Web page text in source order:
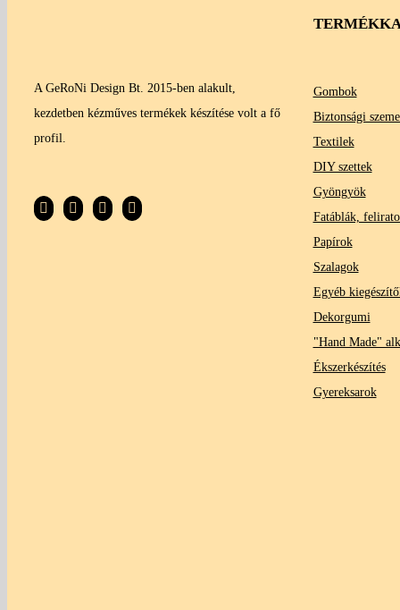
A GeRoNi Design Bt. 2015-ben alakult,
kezdetben kézműves termékek készítése volt a fő
profil.
Gombok
Biztonsági
Textilek
DIY szettek
Gyöngyök
Fatáblák,
Papírok
Szalagok
Egyéb
Dekorgumi
"Hand Made"
Ékszerkészítés
Gyereksarok